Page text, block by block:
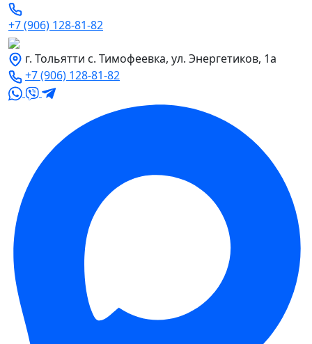
+7 (906) 128-81-82
г. Тольятти с. Тимофеевка, ул. Энергетиков, 1а
+7 (906) 128-81-82